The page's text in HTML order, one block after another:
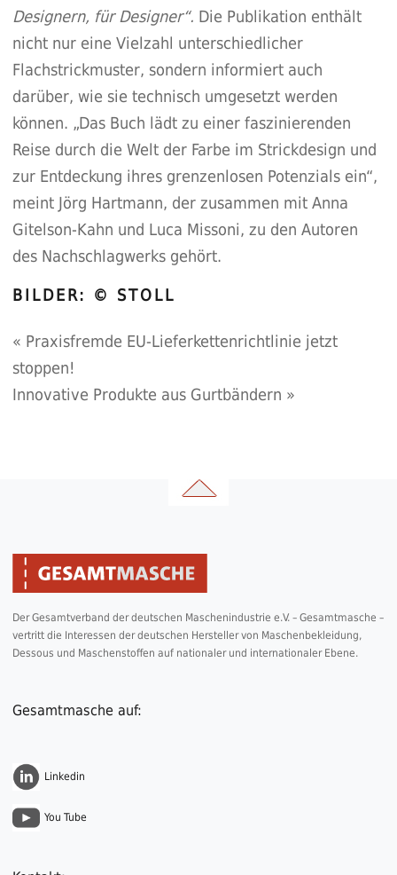
Designern, für Designer“. Die Publikation enthält
nicht nur eine Vielzahl unterschiedlicher
Flachstrickmuster, sondern informiert auch
darüber, wie sie technisch umgesetzt werden
können. „Das Buch lädt zu einer faszinierenden
Reise durch die Welt der Farbe im Strickdesign und
zur Entdeckung ihres grenzenlosen Potenzials ein“,
meint Jörg Hartmann, der zusammen mit Anna
Gitelson-Kahn und Luca Missoni, zu den Autoren
des Nachschlagwerks gehört.
BILDER: © STOLL
« Praxisfremde EU-Lieferkettenrichtlinie jetzt
stoppen!
Innovative Produkte aus Gurtbändern »
Der Gesamtverband der deutschen Maschenindustrie e.V. – Gesamtmasche –
vertritt die Interessen der deutschen Hersteller von Maschenbekleidung,
Dessous und Maschenstoffen auf nationaler und internationaler Ebene.
Gesamtmasche auf:
Linkedin
You Tube